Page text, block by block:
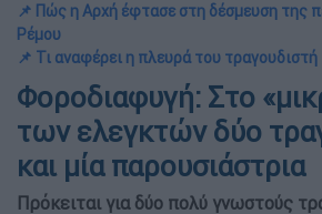
📌 Πώς η Αρχή έφτασε στη δέσμευση της
Ρέμου
📌 Τι αναφέρει η πλευρά του τραγουδιστή
Φοροδιαφυγή: Στο
των ελεγκτών δύο
και μία παρουσιάστρια
Πρόκειται για δύο πολύ γνωστούς